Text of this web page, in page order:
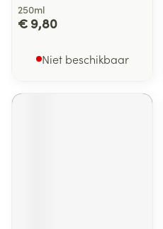
250ml
€ 9,80
Niet beschikbaar